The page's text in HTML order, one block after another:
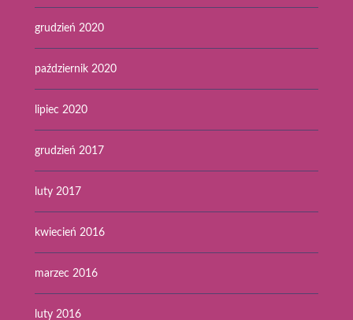
grudzień 2020
październik 2020
lipiec 2020
grudzień 2017
luty 2017
kwiecień 2016
marzec 2016
luty 2016